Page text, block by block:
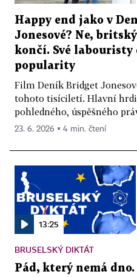
Happy end jako v
Jonesové? Ne,
končí. Své labouristy
popularity
Film Deník Bridget
tohoto tisíciletí. Hlavní
pohledného, úspěšného
23. 6. 2026 ▪ 4 min. čtení
13:25
BRUSELSKÝ DIKTÁT
Pád, který nemá